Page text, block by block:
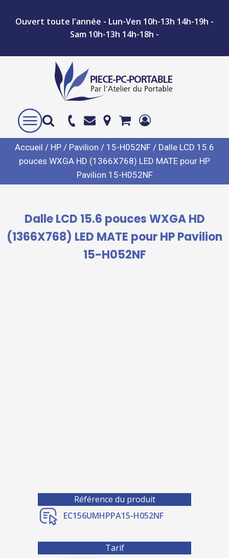
Ouvert toute l'année - Lun-Ven 10h-13h 14h-19h -
Sam 10h-13h 14h-18h -
Accueil / HP / Pavilion / 15-H052NF / Dalle LCD 15.6
pouces WXGA HD (1366X768) LED MATE pour HP
Pavilion 15-H052NF
Dalle LCD 15.6 pouces WXGA HD
(1366X768) LED MATE pour HP Pavilion
15-H052NF
Référence du produit
EC156UMHPPA15-H052NF
Tarif